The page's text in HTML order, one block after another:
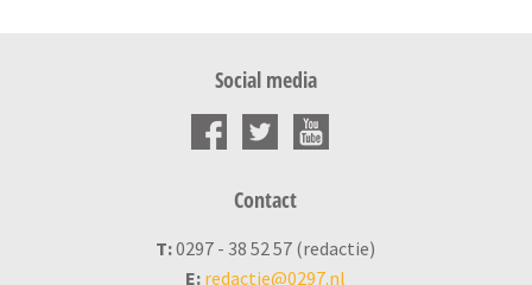
Social media
Contact
T:0297 - 38 52 57 (redactie)
E: redactie@0297.nl